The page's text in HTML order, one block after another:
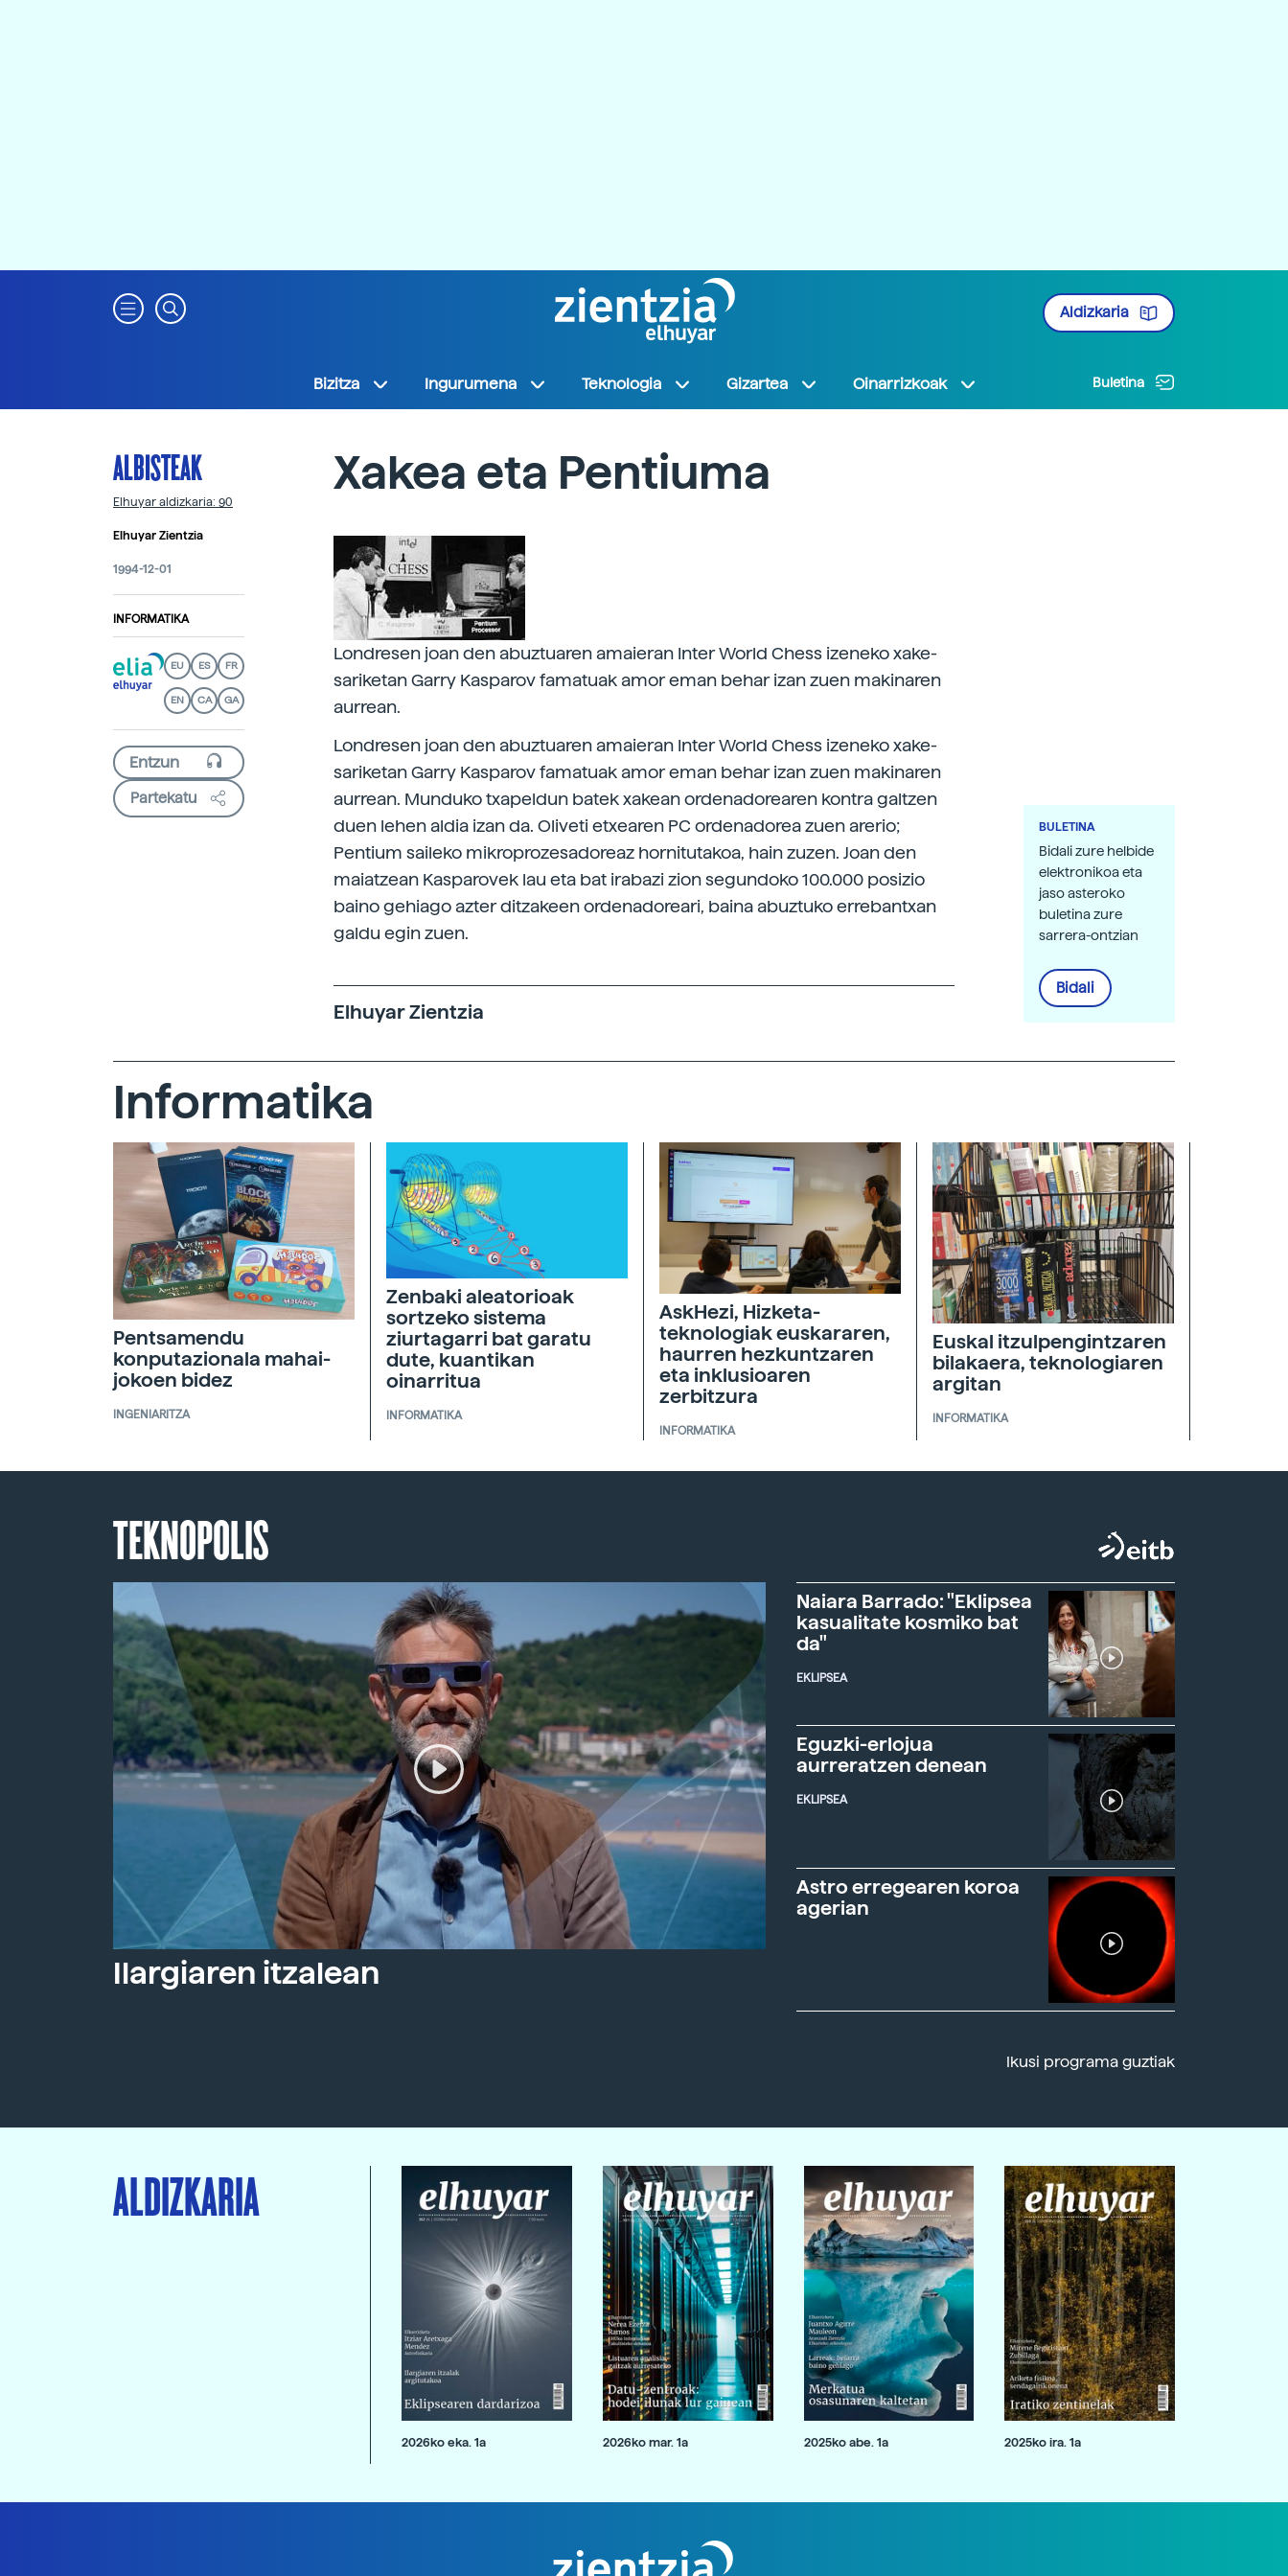
Aldizkaria
Bizitza Ingurumena Teknologia Gizartea Oinarrizkoak Buletina
ALBISTEAK
Elhuyar aldizkaria: 90
Elhuyar Zientzia
1994-12-01
INFORMATIKA
EU ES FR
EN CA GA
Partekatu
Xakea eta Pentiuma
Londresen joan den abuztuaren amaieran Inter World Chess izeneko xake-
sariketan Garry Kasparov famatuak amor eman behar izan zuen makinaren
aurrean.
Londresen joan den abuztuaren amaieran Inter World Chess izeneko xake-
sariketan Garry Kasparov famatuak amor eman behar izan zuen makinaren
aurrean. Munduko txapeldun batek xakean ordenadorearen kontra galtzen
duen lehen aldia izan da. Oliveti etxearen PC ordenadorea zuen arerio;
Pentium saileko mikroprozesadoreaz hornitutakoa, hain zuzen. Joan den
maiatzean Kasparovek lau eta bat irabazi zion segundoko 100.000 posizio
baino gehiago azter ditzakeen ordenadoreari, baina abuztuko errebantxan
galdu egin zuen.
Elhuyar Zientzia
BULETINA
Bidali zure helbide
elektronikoa eta
jaso asteroko
buletina zure
sarrera-ontzian
Bidali
Informatika
Pentsamendu
konputazionala mahai-
jokoen bidez
INGENIARITZA
Zenbaki aleatorioak
sortzeko sistema
ziurtagarri bat garatu
dute, kuantikan
oinarritua
INFORMATIKA
AskHezi, Hizketa-
teknologiak euskararen,
haurren hezkuntzaren
eta inklusioaren
zerbitzura
INFORMATIKA
Euskal itzulpengintzaren
bilakaera, teknologiaren
argitan
INFORMATIKA
TEKNOPOLIS
Ilargiaren itzalean
Naiara Barrado: "Eklipsea
kasualitate kosmiko bat
da"
EKLIPSEA
Eguzki-erlojua
aurreratzen denean
EKLIPSEA
Astro erregearen koroa
agerian
Ikusi programa guztiak
ALDIZKARIA
2026ko eka. 1a 2026ko mar. 1a 2025ko abe. 1a 2025ko ira. 1a